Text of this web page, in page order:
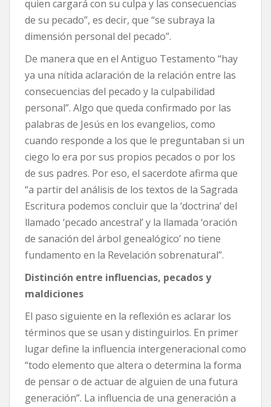
quien cargará con su culpa y las consecuencias
de su pecado”, es decir, que “se subraya la
dimensión personal del pecado”.
De manera que en el Antiguo Testamento “hay
ya una nítida aclaración de la relación entre las
consecuencias del pecado y la culpabilidad
personal”. Algo que queda confirmado por las
palabras de Jesús en los evangelios, como
cuando responde a los que le preguntaban si un
ciego lo era por sus propios pecados o por los
de sus padres. Por eso, el sacerdote afirma que
“a partir del análisis de los textos de la Sagrada
Escritura podemos concluir que la ‘doctrina’ del
llamado ‘pecado ancestral’ y la llamada ‘oración
de sanación del árbol genealógico’ no tiene
fundamento en la Revelación sobrenatural”.
Distinción entre influencias, pecados y
maldiciones
El paso siguiente en la reflexión es aclarar los
términos que se usan y distinguirlos. En primer
lugar define la influencia intergeneracional como
“todo elemento que altera o determina la forma
de pensar o de actuar de alguien de una futura
generación”. La influencia de una generación a